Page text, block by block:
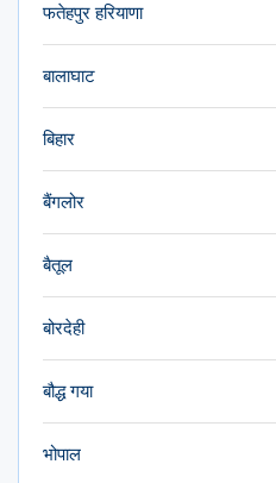
फतेहपुर हरियाणा
बालाघाट
बिहार
बैंगलोर
बैतूल
बोरदेही
बौद्ध गया
भोपाल